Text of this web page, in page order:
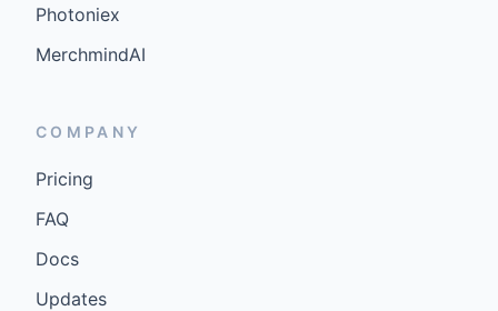
Photoniex
MerchmindAI
COMPANY
Pricing
FAQ
Docs
Updates